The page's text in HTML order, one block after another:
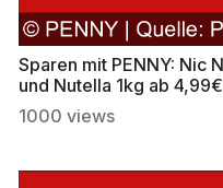
Sparen mit PENNY: Nic
und Nutella 1kg ab
1000 views